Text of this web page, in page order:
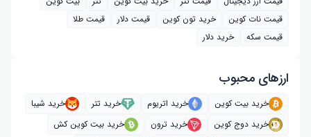
قیمت نات کوین
خرید تون کوین قیمت دلار
قیمت طلا
قیمت سکه
خرید دلار
ارز‌های محبوب
خرید بیت کوین خرید اتریوم خرید تتر
خرید شیبا
خرید دوج کوین
خرید ترون
خرید بیت کوین کش